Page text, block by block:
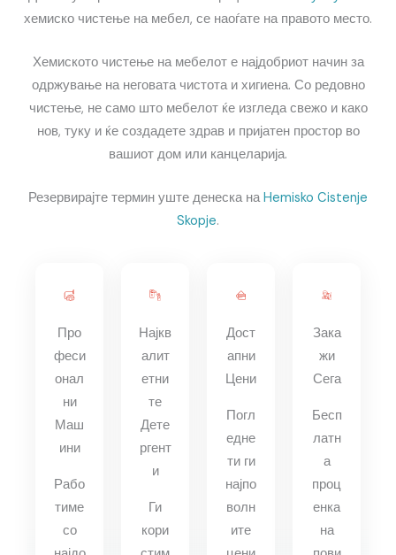
хемиско чистење на мебел, се наоѓате на правото место.
Хемиското чистење на мебелот е најдобриот начин за
одржување на неговата чистота и хигиена. Со редовно
чистење, не само што мебелот ќе изгледа свежо и како
нов, туку и ќе создадете здрав и пријатен простор во
вашиот дом или канцеларија.
Резервирајте термин уште денеска наHemisko Cistenje
Skopje.
Про
феси
онал
ни
Маш
ини
Рабо
тиме
со
Најкв
алит
етни
те
Дете
ргент
и
Ги
кори
Дост
апни
Цени
Погл
едне
ти ги
најпо
волн
ите
Зака
жи
Сега
Бесп
латн
а
проц
енка
на